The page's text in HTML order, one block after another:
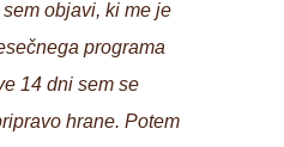
objavi, ki me je
programa
14 dni sem se
hrane. Potem